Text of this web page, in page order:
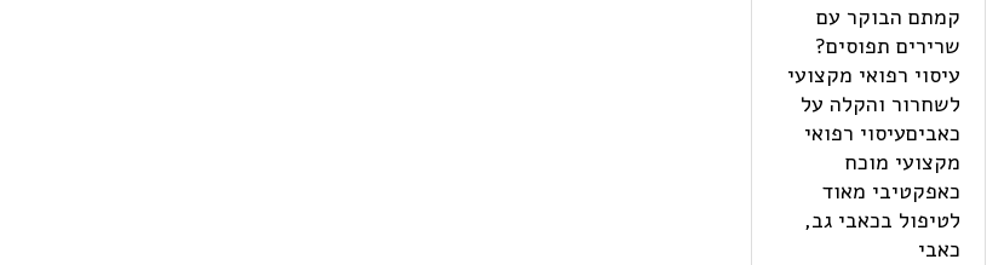
קמתם הבוקר עם
שרירים תפוסים?
עיסוי רפואי מקצועי
לשחרור והקלה על
כאביםעיסוי רפואי
מקצועי מוכח
כאפקטיבי מאוד
לטיפול בכאבי גב,
כאבי